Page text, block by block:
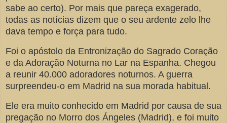
sabe ao certo). Por mais que pareça exagerado,
todas as notícias dizem que o seu ardente zelo lhe
dava tempo e força para tudo.
Foi o apóstolo da Entronização do Sagrado Coração
e da Adoração Noturna no Lar na Espanha. Chegou
a reunir 40.000 adoradores noturnos. A guerra
surpreendeu-o em Madrid na sua morada habitual.
Ele era muito conhecido em Madrid por causa de sua
pregação no Morro dos Ángeles (Madrid), e foi muito